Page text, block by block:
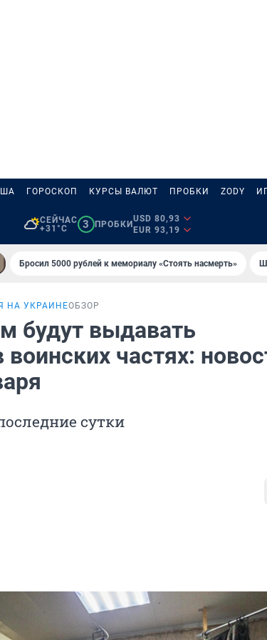
ГОРОСКОП КУРСЫ ВАЛЮТ ПРОБКИ ZODY
СЕЙЧАС
+31°C
3 ПРОБКИ
USD 80,93
EUR 93,19
Бросил 5000 рублей к мемориалу «Стоять насмерть»
НА УКРАИНЕОБЗОР
будут выдавать
частях:
сутки